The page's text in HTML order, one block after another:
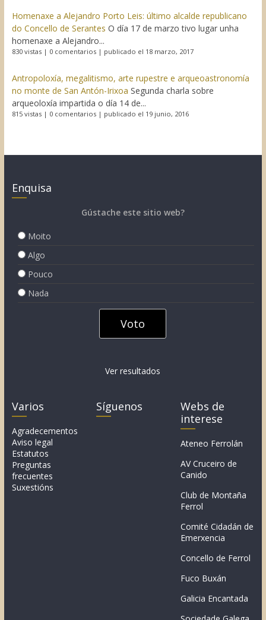
Homenaxe a Alejandro Porto Leis: último alcalde republicano
do Concello de Serantes O día 17 de marzo tivo lugar unha
homenaxe a Alejandro...
830 vistas| 0 comentarios| publicado el 18 marzo, 2017
Antropoloxía, megalitismo, arte rupestre e arqueoastronomía
no monte de San Antón-Irixoa Segunda charla sobre
arqueoloxía impartida o día 14 de...
815 vistas| 0 comentarios| publicado el 19 junio, 2016
Enquisa
Gústache este sitio web?
Moito
Algo
Pouco
Nada
Ver resultados
Varios
Agradecementos
Aviso legal
Estatutos
Preguntas
frecuentes
Suxestións
Síguenos
Webs de
interese
Ateneo Ferrolán
AV Cruceiro de
Canido
Club de Montaña
Ferrol
Comité Cidadán de
Emerxencia
Concello de Ferrol
Fuco Buxán
Galicia Encantada